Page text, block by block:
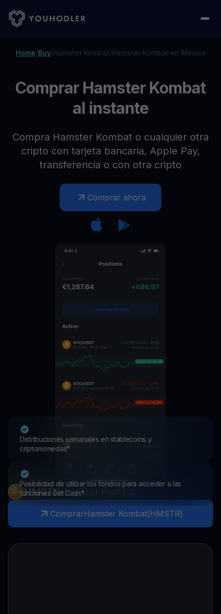
Home/Buy/Hamster Kombat/Hamster Kombat en México
Comprar Hamster Kombat
al instante
Compra Hamster Kombat o cualquier otra
cripto con tarjeta bancaria, Apple Pay,
transferencia o con otra cripto
Comprar ahora
Distribuciones semanales en stablecoins y
criptomonedas*
Posibilidad de utilizar los fondos para acceder a las
funciones Get Cash*
HMSTRHamster Kombat
ComprarHamster Kombat(HMSTR)